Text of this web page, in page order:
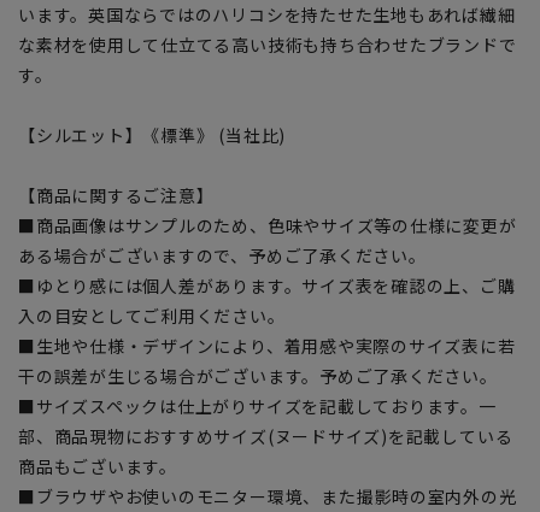
います。英国ならではのハリコシを持たせた生地もあれば繊細
な素材を使用して仕立てる高い技術も持ち合わせたブランドで
す。
【シルエット】《標準》 (当社比)
【商品に関するご注意】
■商品画像はサンプルのため、色味やサイズ等の仕様に変更が
ある場合がございますので、予めご了承ください。
■ゆとり感には個人差があります。サイズ表を確認の上、ご購
入の目安としてご利用ください。
■生地や仕様・デザインにより、着用感や実際のサイズ表に若
干の誤差が生じる場合がございます。予めご了承ください。
■サイズスペックは仕上がりサイズを記載しております。一
部、商品現物におすすめサイズ(ヌードサイズ)を記載している
商品もございます。
■ブラウザやお使いのモニター環境、また撮影時の室内外の光